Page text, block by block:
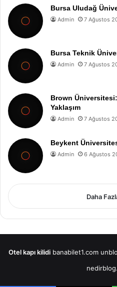
Bursa Uludağ
Admin 7 Ağustos
Bursa Teknik
Admin 7 Ağustos
Brown
Yaklaşım
Admin 7 Ağustos
Beykent
Admin 6 Ağustos
Daha
Otel kapı kilidi banabilet1.com